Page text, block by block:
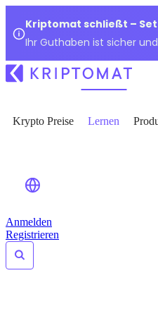
Kriptomat schließt –
Ihr Guthaben ist sicher
Krypto Preise Lernen
Anmelden
Registrieren